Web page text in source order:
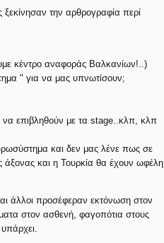
την αρθρογραφία περί
κέντρο αναφοράς Βαλκανίων!..)
" για να μας υπνωτίσουν;
να επιβληθούν με τα stage..κλπ, κλπ
και δεν μας λένε πως σε
και η Τουρκία θα έχουν ωφέλη
άλλοι προσέφεραν εκτόνωση στον
στον ασθενή, φαγοπότια στους